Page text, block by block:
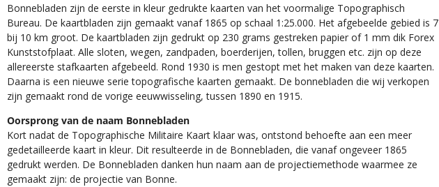
Bonnebladen zijn de eerste in kleur gedrukte kaarten van het voormalige Topographisch
Bureau. De kaartbladen zijn gemaakt vanaf 1865 op schaal 1:25.000. Het afgebeelde gebied is 7
bij 10 km groot. De kaartbladen zijn gedrukt op 230 grams gestreken papier of 1 mm dik Forex
Kunststofplaat. Alle sloten, wegen, zandpaden, boerderijen, tollen, bruggen etc. zijn op deze
allereerste stafkaarten afgebeeld. Rond 1930 is men gestopt met het maken van deze kaarten.
Daarna is een nieuwe serie topografische kaarten gemaakt. De bonnebladen die wij verkopen
zijn gemaakt rond de vorige eeuwwisseling, tussen 1890 en 1915.
Oorsprong van de naam Bonnebladen
Kort nadat de Topographische Militaire Kaart klaar was, ontstond behoefte aan een meer
gedetailleerde kaart in kleur. Dit resulteerde in de Bonnebladen, die vanaf ongeveer 1865
gedrukt werden. De Bonnebladen danken hun naam aan de projectiemethode waarmee ze
gemaakt zijn: de projectie van Bonne.